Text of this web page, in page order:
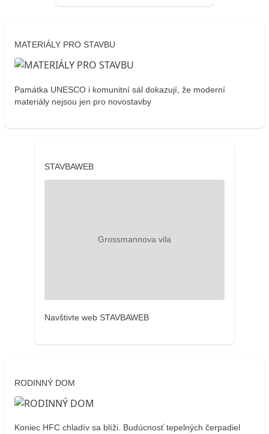
MATERIÁLY PRO STAVBU
Památka UNESCO i komunitní sál dokazují, že moderní
materiály nejsou jen pro novostavby
STAVBAWEB
Navštivte web STAVBAWEB
RODINNÝ DOM
Koniec HFC chladív sa blíži. Budúcnosť tepelných čerpadiel